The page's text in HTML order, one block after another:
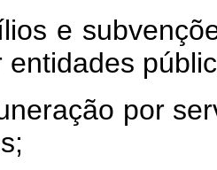
subvenções
entidades
por